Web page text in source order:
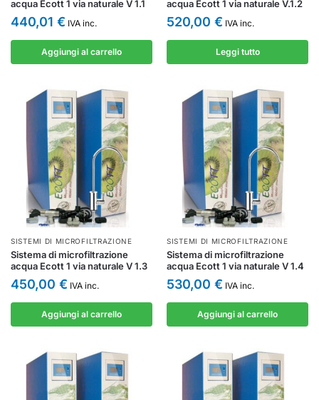
acqua Ecott 1 via naturale V 1.1
440,01 € IVA inc.
Aggiungi al carrello
acqua Ecott 1 via naturale V.1.2
520,00 € IVA inc.
Leggi tutto
SISTEMI DI MICROFILTRAZIONE
Sistema di microfiltrazione
acqua Ecott 1 via naturale V 1.3
450,00 € IVA inc.
Aggiungi al carrello
SISTEMI DI MICROFILTRAZIONE
Sistema di microfiltrazione
acqua Ecott 1 via naturale V 1.4
530,00 € IVA inc.
Aggiungi al carrello